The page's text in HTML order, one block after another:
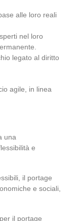
alle loro reali
nel loro
legato al diritto
agile, in linea
una
e
il portage
e sociali,
il portage